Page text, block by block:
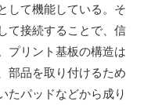
して機能している。そ
て接続することで、信
プリント基板の構造は
部品を取り付けるため
たパッドなどから成り